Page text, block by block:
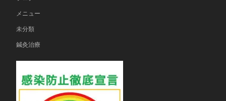
メニュー
未分類
鍼灸治療